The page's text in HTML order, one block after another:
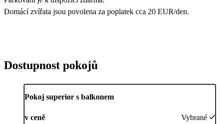
Domácí zvířata jsou povolena za poplatek cca 20 EUR/den.
Dostupnost pokojů
Pokoj superior s balkonem
v ceně Vybrané